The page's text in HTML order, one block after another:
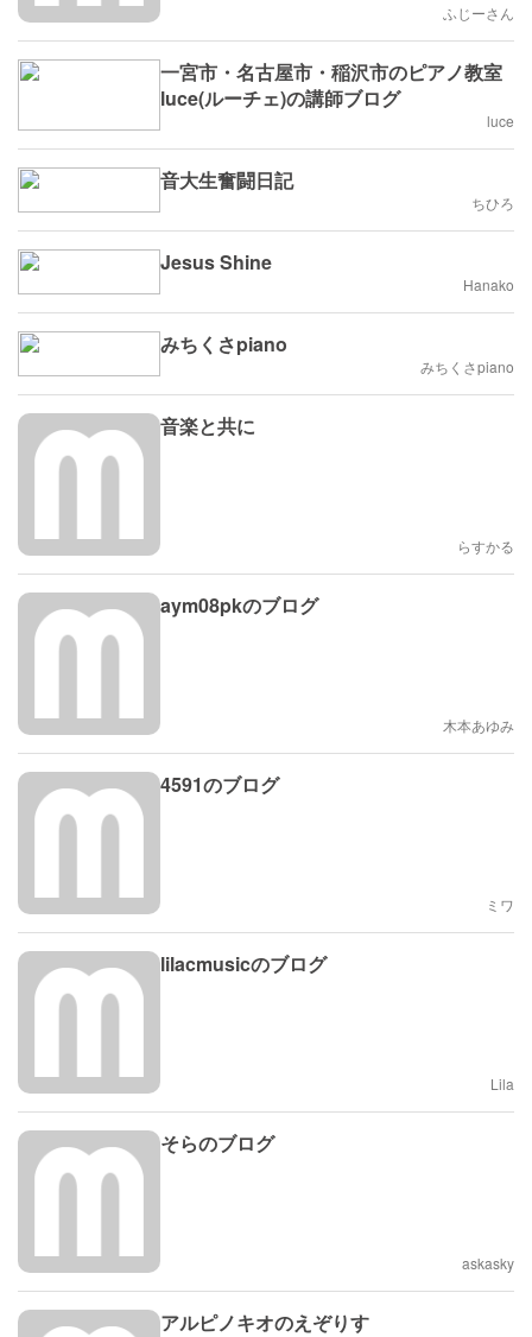
ふじーさん
一宮市・名古屋市・稲沢市のピアノ教室
luce(ルーチェ)の講師ブログ
luce
音大生奮闘日記
ちひろ
Jesus Shine
Hanako
みちくさpiano
みちくさpiano
音楽と共に
らすかる
aym08pkのブログ
木本あゆみ
4591のブログ
ミワ
lilacmusicのブログ
Lila
そらのブログ
askasky
アルピノキオのえぞりす